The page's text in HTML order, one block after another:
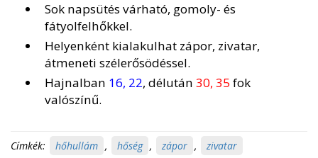
Sok napsütés várható, gomoly- és
fátyolfelhőkkel.
Helyenként kialakulhat zápor, zivatar,
átmeneti szélerősödéssel.
Hajnalban 16, 22, délután 30, 35 fok
valószínű.
Címkék: hőhullám , hőség , zápor , zivatar